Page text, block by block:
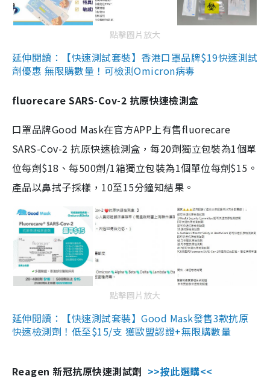
點擊圖片放大
延伸閱讀：【快速測試套裝】香港口罩品牌$19快速測試
劑優惠 無限購數量！可檢測Omicron病毒
fluorecare SARS-Cov-2 抗原快速檢測盒
口罩品牌Good Mask在官方APP上有售fluorecare
SARS-Cov-2 抗原快速檢測盒，每20劑獨立包裝為1個單
位每劑$18、每500劑/1箱獨立包裝為1個單位每劑$15。
產品以鼻拭子採樣，10至15分鐘知結果。
點擊圖片放大
延伸閱讀：【快速測試套裝】Good Mask發售3款抗原
快速檢測劑！低至$15/支 獲歐盟認證+無限購數量
Reagen 新冠抗原快速測試劑 >>按此選購<<